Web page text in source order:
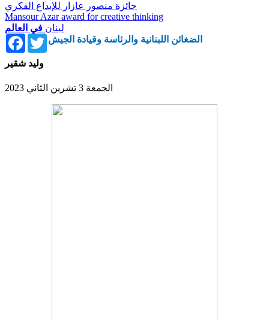
جائزة منصور عازار للإبداع الفكري
Mansour Azar award for creative thinking
لبنان في العالم
FacebookTwitter
الضغائن اللبنانية والرئاسة وقيادة الجيش
وليد شقير
الجمعة 3 تشرين الثاني 2023